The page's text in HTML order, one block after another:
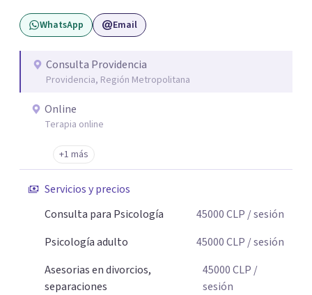
formación que me permite acompañar no solo el alivio
del malestar emocional, sino también la reflexión sobre
momentos de cambio o crisis.
WhatsApp Email
Consulta Providencia
Providencia, Región Metropolitana
Online
Terapia online
+1 más
Servicios y precios
Consulta para Psicología
45000CLP / sesión
Psicología adulto
45000CLP / sesión
Asesorias en divorcios,
separaciones
45000 CLP /
sesión